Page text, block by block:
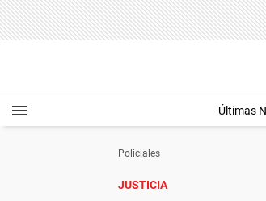
Últimas
Policiales
JUSTICIA